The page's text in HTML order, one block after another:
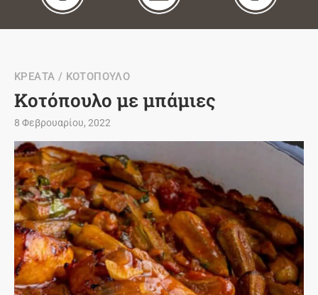
ΚΡΕΑΤΑ / ΚΟΤΟΠΟΥΛΟ
Κοτόπουλο με μπάμιες
8 Φεβρουαρίου, 2022